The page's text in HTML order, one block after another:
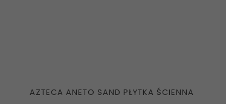
AZTECA ANETO SAND PŁYTKA ŚCIENNA